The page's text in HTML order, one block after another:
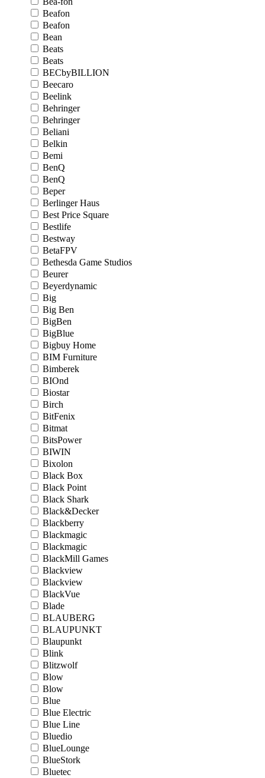
Beafon
Beafon
Bean
Beats
Beats
BECbyBILLION
Beecaro
Beelink
Behringer
Behringer
Beliani
Belkin
Bemi
BenQ
BenQ
Beper
Berlinger Haus
Best Price Square
Bestlife
Bestway
BetaFPV
Bethesda Game Studios
Beurer
Beyerdynamic
Big
Big Ben
BigBen
BigBlue
Bigbuy Home
BIM Furniture
Bimberek
BIOnd
Biostar
Birch
BitFenix
Bitmat
BitsPower
BIWIN
Bixolon
Black Box
Black Point
Black Shark
Black&Decker
Blackberry
Blackmagic
Blackmagic
BlackMill Games
Blackview
Blackview
BlackVue
Blade
BLAUBERG
BLAUPUNKT
Blaupunkt
Blink
Blitzwolf
Blow
Blow
Blue
Blue Electric
Blue Line
Bluedio
BlueLounge
BlueStork
Bluetec